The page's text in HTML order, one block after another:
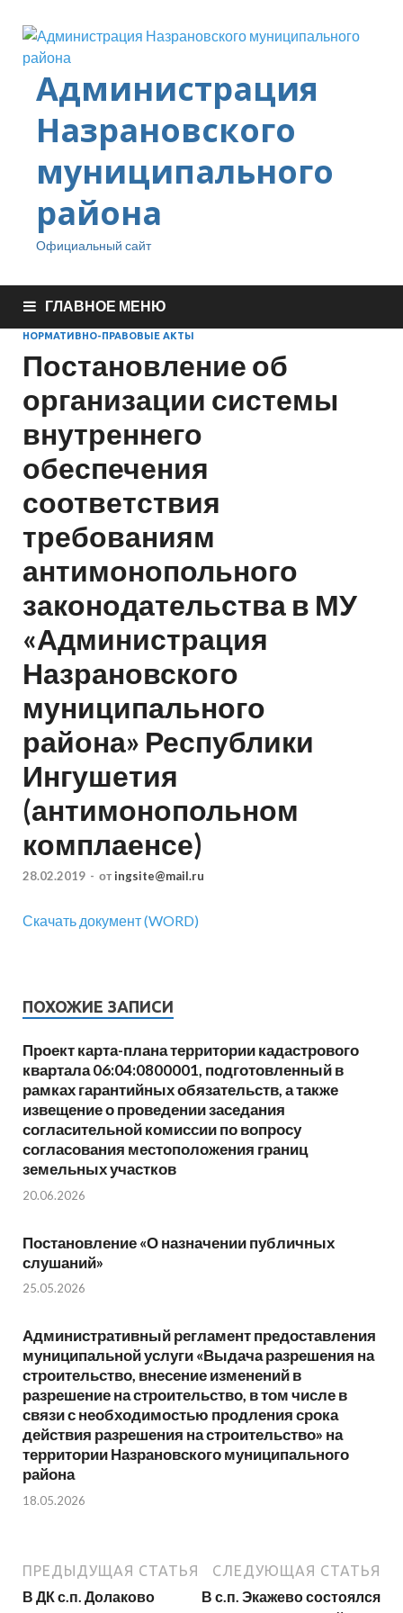
Администрация
Назрановского
муниципального
района
Официальный сайт
ГЛАВНОЕ МЕНЮ
НОРМАТИВНО-ПРАВОВЫЕ АКТЫ
Постановление об
организации системы
внутреннего
обеспечения
соответствия
требованиям
антимонопольного
законодательства в МУ
«Администрация
Назрановского
муниципального
района» Республики
Ингушетия
(антимонопольном
комплаенсе)
28.02.2019 - от ingsite@mail.ru
Скачать документ (WORD)
ПОХОЖИЕ ЗАПИСИ
Проект карта-плана территории кадастрового
квартала 06:04:0800001, подготовленный в
рамках гарантийных обязательств, а также
извещение о проведении заседания
согласительной комиссии по вопросу
согласования местоположения границ
земельных участков
20.06.2026
Постановление «О назначении публичных
слушаний»
25.05.2026
Административный регламент предоставления
муниципальной услуги «Выдача разрешения на
строительство, внесение изменений в
разрешение на строительство, в том числе в
связи с необходимостью продления срока
действия разрешения на строительство» на
территории Назрановского муниципального
района
18.05.2026
ПРЕДЫДУЩАЯ СТАТЬЯ
В ДК с.п. Долаково
СЛЕДУЮЩАЯ СТАТЬЯ
В с.п. Экажево состоялся